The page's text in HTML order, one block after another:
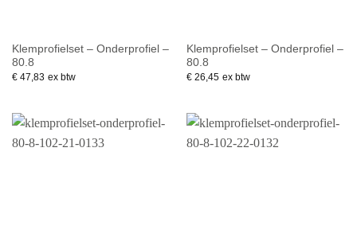
Klemprofielset – Onderprofiel –
80.8
€47,83 ex btw
Klemprofielset – Onderprofiel –
80.8
€26,45 ex btw